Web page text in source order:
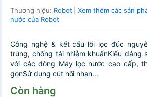
Thương hiệu: Robot
Xem thêm các sản
nước của Robot
Công nghệ & kết cấu lõi lọc đúc
trùng, chống tái nhiễm khuẩnKiểu dáng
với các dòng Máy lọc nước cao cấp,
gọnSử dụng cút nối nhan...
Còn hàng